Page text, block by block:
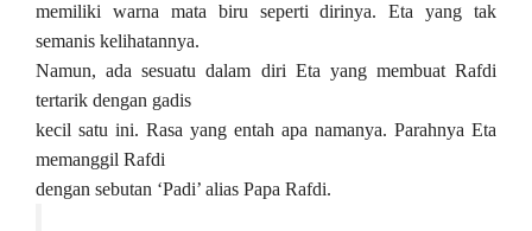
memiliki warna mata biru seperti dirinya. Eta yang tak
semanis kelihatannya.
Namun, ada sesuatu dalam diri Eta yang membuat Rafdi
tertarik dengan gadis
kecil satu ini. Rasa yang entah apa namanya. Parahnya Eta
memanggil Rafdi
dengan sebutan ‘Padi’ alias Papa Rafdi.